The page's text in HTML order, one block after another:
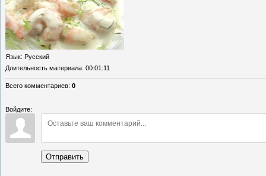
Язык: Русский
Длительность материала: 00:01:11
Всего комментариев: 0
Войдите:
Отправить